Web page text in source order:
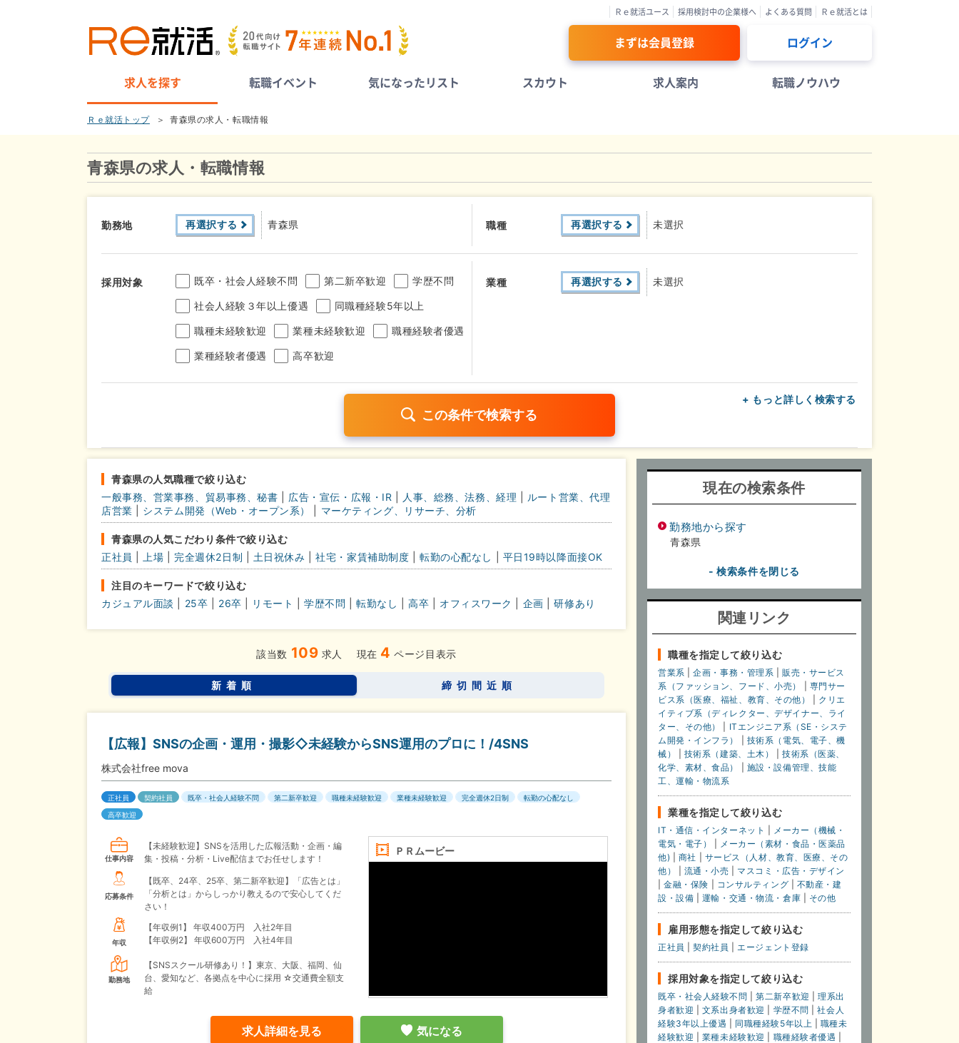
Ｒｅ就活ユース 採用検討中の企業様へ よくある質問 Ｒｅ就活とは
まずは会員登録 ログイン
求人を探す 転職イベント 気になったリスト スカウト 求人案内 転職ノウハウ
Ｒｅ就活トップ 青森県の求人・転職情報
青森県の求人・転職情報
勤務地 再選択する 青森県 職種 再選択する 未選択
採用対象 既卒・社会人経験不問 第二新卒歓迎 学歴不問
社会人経験３年以上優遇 同職種経験5年以上
職種未経験歓迎 業種未経験歓迎 職種経験者優遇
業種経験者優遇 高卒歓迎
業種 再選択する 未選択
こだわり
条件
完全週休2日制
土日面接OK 書類選考なし
さらに詳しく検索したい方はこちら➤
+ もっと詳しく検索する
青森県の人気職種で絞り込む
一般事務、営業事務、貿易事務、秘書
広告・宣伝・広報・IR 人事、総務、法務、経理
ルート営業、代理
店営業
システム開発（Web・オープン系） マーケティング、リサーチ、分析
青森県の人気こだわり条件で絞り込む
正社員
上場 完全週休2日制 土日祝休み 社宅・家賃補助制度 転勤の心配なし 平日19時以降面接OK
注目のキーワードで絞り込む
カジュアル面談
25卒 26卒 リモート 学歴不問 転勤なし 高卒 オフィスワーク 企画 研修あり
該当数 109 求人 現在 4 ページ目表示
新着順 締切間近順
【広報】SNSの企画・運用・撮影◇未経験からSNS運用のプロに！/4SNS
株式会社free mova
正社員 契約社員 既卒・社会人経験不問 第二新卒歓迎 職種未経験歓迎 業種未経験歓迎 完全週休2日制
転勤の心配なし
高卒歓迎
ＰＲムービー
仕事内容
【未経験歓迎】SNSを活用した広報活動・企画・編
集・投稿・分析・Live配信までお任せします！
応募条件
【既卒、24卒、25卒、第二新卒歓迎】「広告とは」
「分析とは」からしっかり教えるので安心してくだ
さい！
年収
【年収例1】
年収400万円 入社2年目
【年収例2】
年収600万円 入社4年目
勤務地
【SNSスクール研修あり！】東京、大阪、福岡、仙
台、愛知など、各拠点を中心に採用 ☆交通費全額支
給
求人詳細を見る 気になる
現在の検索条件
勤務地から探す
青森県
- 検索条件を閉じる
関連リンク
職種を指定して絞り込む
営業系 企画・事務・管理系
販売・サービス
系（ファッション、フード、小売）
専門サー
ビス系（医療、福祉、教育、その他）
クリエ
イティブ系（ディレクター、デザイナー、ライ
ター、その他）
ITエンジニア系（SE・システ
ム開発・インフラ）
技術系（電気、電子、機
械）
技術系（建築、土木）
技術系（医薬、
化学、素材、食品）
施設・設備管理、技能
工、運輸・物流系
業種を指定して絞り込む
IT・通信・インターネット
メーカー（機械・
電気・電子）
メーカー（素材・食品・医薬品
他)
商社
サービス（人材、教育、医療、その
他）
流通・小売
マスコミ・広告・デザイン
金融・保険 コンサルティング
不動産・建
設・設備
運輸・交通・物流・倉庫 その他
雇用形態を指定して絞り込む
正社員 契約社員 エージェント登録
採用対象を指定して絞り込む
既卒・社会人経験不問 第二新卒歓迎
理系出
身者歓迎
文系出身者歓迎 学歴不問
社会人
経験3年以上優遇
同職種経験5年以上
職種未
経験歓迎
業種未経験歓迎 職種経験者優遇